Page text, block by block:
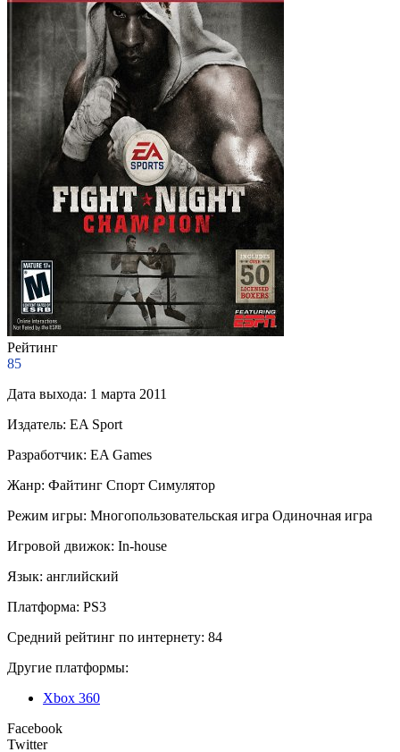
Рейтинг
85
Дата выхода: 1 марта 2011
Издатель: EA Sport
Разработчик: EA Games
Жанр: Файтинг Спорт Симулятор
Режим игры: Многопользовательская игра Одиночная игра
Игровой движок: In-house
Язык: английский
Платформа: PS3
Средний рейтинг по интернету: 84
Другие платформы:
Xbox 360
Facebook
Twitter